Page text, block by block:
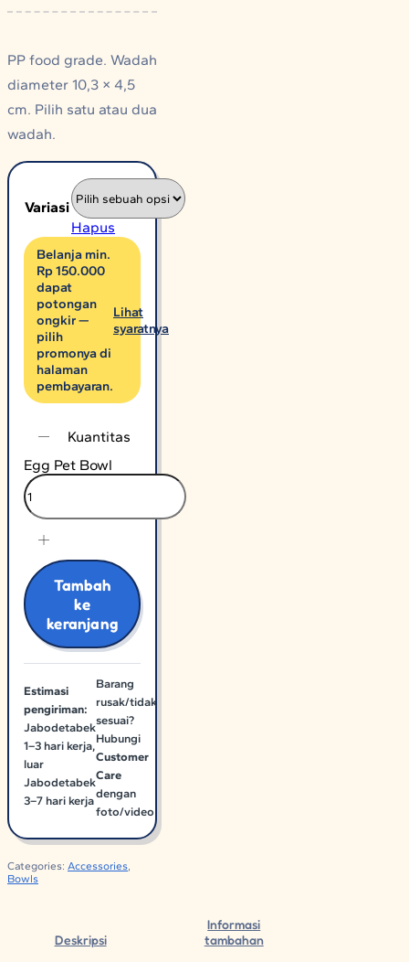
PP food grade. Wadah
diameter 10,3 × 4,5
cm. Pilih satu atau dua
wadah.
Variasi
Hapus
Belanja min.
Rp 150.000
dapat
potongan
ongkir —
pilih
promonya di
halaman
pembayaran.
Lihat
syaratnya
Kuantitas
Egg Pet Bowl
Tambah
ke
keranjang
Estimasi
pengiriman:
Jabodetabek
1–3 hari kerja,
luar
Jabodetabek
3–7 hari kerja
Barang
rusak/tidak
sesuai?
Hubungi
Customer
Care
dengan
foto/video
Categories: Accessories,
Bowls
Deskripsi
Informasi
tambahan